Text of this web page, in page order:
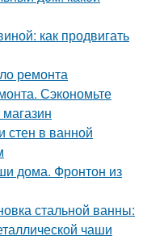
как продвигать
ремонта
Сэкономьте
стен в ванной
дома. Фронтон из
стальной ванны:
чаши